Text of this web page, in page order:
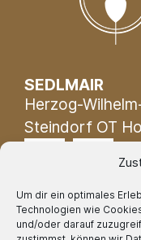
Um dir ein optimales
Technologien wie
und/oder darauf
SEDLMAIR
Herzog-
Steindorf OT